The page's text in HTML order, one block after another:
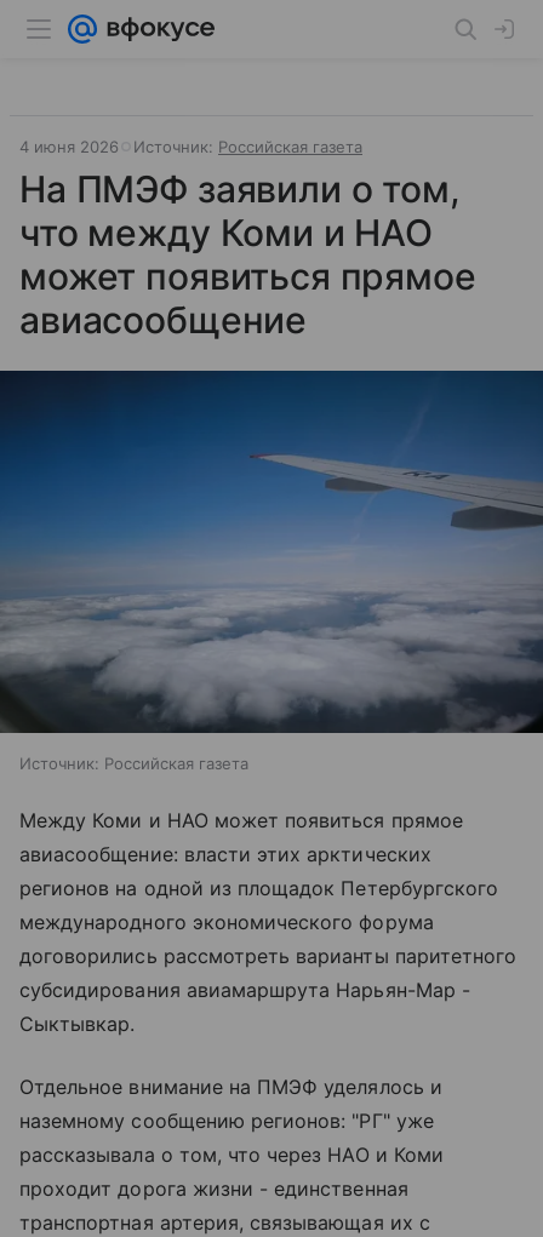
4 июня 2026 Источник: Российская газета
На ПМЭФ заявили о том,
что между Коми и НАО
может появиться прямое
авиасообщение
Источник: Российская газета
Между Коми и НАО может появиться прямое
авиасообщение: власти этих арктических
регионов на одной из площадок Петербургского
международного экономического форума
договорились рассмотреть варианты паритетного
субсидирования авиамаршрута Нарьян-Мар -
Сыктывкар.
Отдельное внимание на ПМЭФ уделялось и
наземному сообщению регионов: "РГ" уже
рассказывала о том, что через НАО и Коми
проходит дорога жизни - единственная
транспортная артерия, связывающая их с